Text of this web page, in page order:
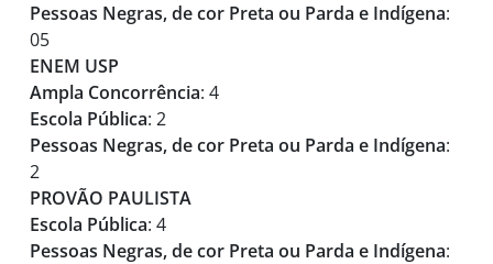
Pessoas Negras, de cor Preta ou Parda e Indígena:
05
ENEM USP
Ampla Concorrência: 4
Escola Pública: 2
Pessoas Negras, de cor Preta ou Parda e Indígena:
2
PROVÃO PAULISTA
Escola Pública: 4
Pessoas Negras, de cor Preta ou Parda e Indígena: